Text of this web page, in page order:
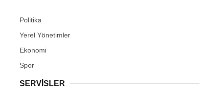
Politika
Yerel Yönetimler
Ekonomi
Spor
SERVİSLER